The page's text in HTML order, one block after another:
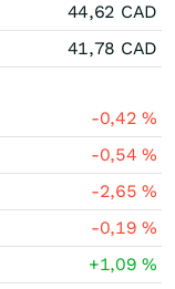
44,62 CAD
41,78 CAD
-0,42%
-0,54%
-2,65%
-0,19%
+1,09%